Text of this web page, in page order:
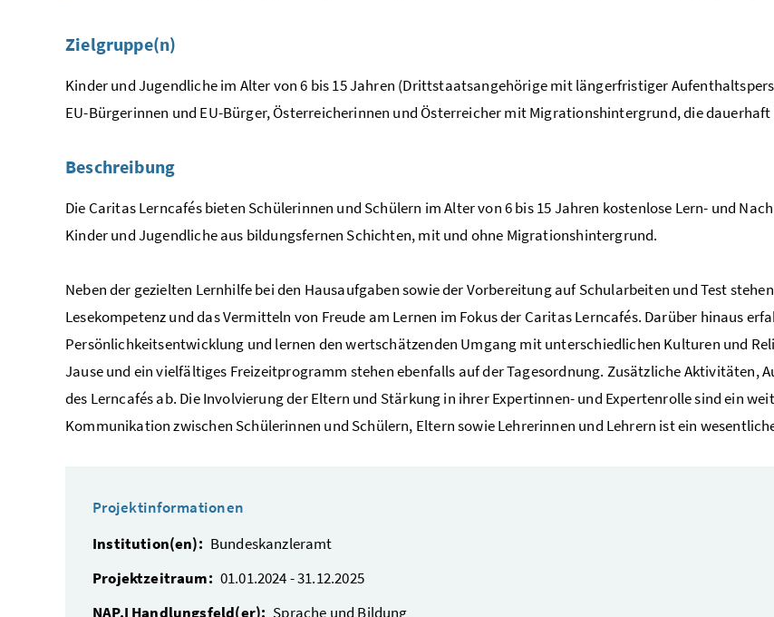
Zielgruppe(n)
Kinder und Jugendliche im Alter von 6 bis 15 Jahren (Drittstaatsangehörige mit längerfristiger
EU-Bürgerinnen und EU-Bürger, Österreicherinnen und Österreicher mit Migrationshintergrund, die
Beschreibung
Die Caritas Lerncafés bieten Schülerinnen und Schülern im Alter von 6 bis 15 Jahren kostenlose Lern- und
Kinder und Jugendliche aus bildungsfernen Schichten, mit und ohne Migrationshintergrund.
Neben der gezielten Lernhilfe bei den Hausaufgaben sowie der Vorbereitung auf Schularbeiten und Test
Lesekompetenz und das Vermitteln von Freude am Lernen im Fokus der Caritas Lerncafés. Darüber hinaus
Persönlichkeitsentwicklung und lernen den wertschätzenden Umgang mit unterschiedlichen Kulturen und
Jause und ein vielfältiges Freizeitprogramm stehen ebenfalls auf der Tagesordnung. Zusätzliche Aktivitäten,
des Lerncafés ab. Die Involvierung der Eltern und Stärkung in ihrer Expertinnen- und Expertenrolle sind ein
Kommunikation zwischen Schülerinnen und Schülern, Eltern sowie Lehrerinnen und Lehrern ist ein
Projektinformationen
Institution(en): Bundeskanzleramt
Projektzeitraum: 01.01.2024 - 31.12.2025
NAP.I Handlungsfeld(er): Sprache und Bildung